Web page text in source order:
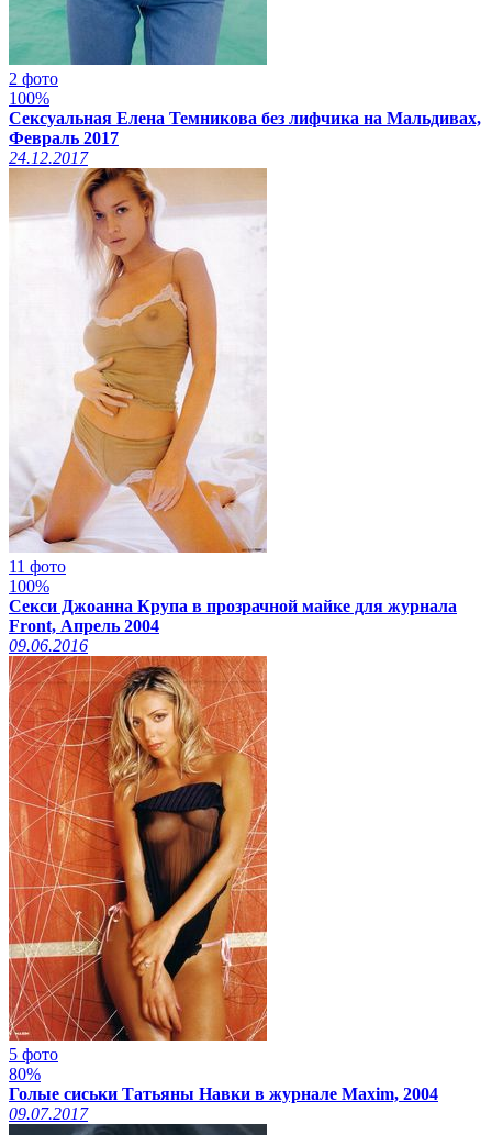
2 фото
100%
Сексуальная Елена Темникова без лифчика на Мальдивах,
Февраль 2017
24.12.2017
11 фото
100%
Секси Джоанна Крупа в прозрачной майке для журнала
Front, Апрель 2004
09.06.2016
5 фото
80%
Голые сиськи Татьяны Навки в журнале Maxim, 2004
09.07.2017